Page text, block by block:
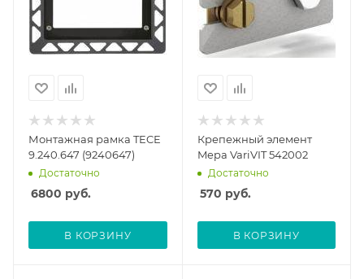
Монтажная рамка TECE
9.240.647 (9240647)
Достаточно
6800 руб.
В КОРЗИНУ
Крепежный элемент
Mepa VariVIT 542002
Достаточно
570 руб.
В КОРЗИНУ